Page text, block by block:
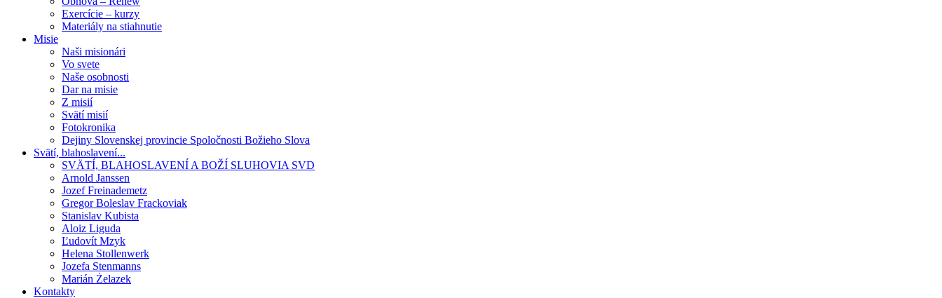
Exercície – kurzy
Materiály na stiahnutie
Misie
Naši misionári
Vo svete
Naše osobnosti
Dar na misie
Z misií
Svätí misií
Fotokronika
Dejiny Slovenskej provincie Spoločnosti Božieho Slova
Svätí, blahoslavení...
SVÄTÍ, BLAHOSLAVENÍ A BOŽÍ SLUHOVIA SVD
Arnold Janssen
Jozef Freinademetz
Gregor Boleslav Frackoviak
Stanislav Kubista
Aloiz Liguda
Ľudovít Mzyk
Helena Stollenwerk
Jozefa Stenmanns
Marián Żelazek
Kontakty